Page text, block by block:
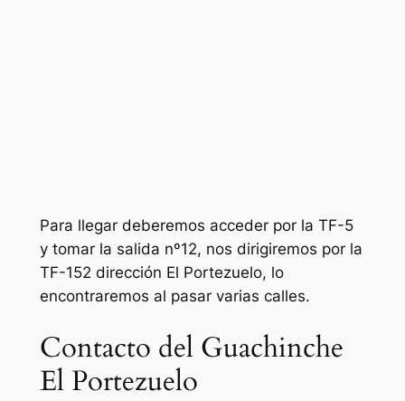
Para llegar deberemos acceder por la TF-5
y tomar la salida nº12, nos dirigiremos por la
TF-152 dirección El Portezuelo, lo
encontraremos al pasar varias calles.
Contacto del Guachinche
El Portezuelo